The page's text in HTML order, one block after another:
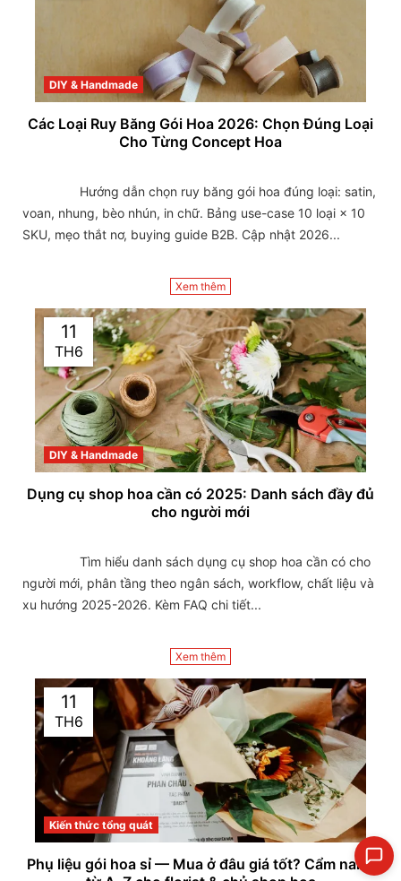
DIY & Handmade
Các Loại Ruy Băng Gói Hoa 2026: Chọn Đúng Loại
Cho Từng Concept Hoa
voan, nhung, bèo nhún, in chữ. Bảng use-case 10 loại × 10
SKU, mẹo thắt nơ, buying guide B2B. Cập nhật 2026...
Xem thêm
11
TH6
DIY & Handmade
Dụng cụ shop hoa cần có 2025: Danh sách đầy đủ
cho người mới
người mới, phân tầng theo ngân sách, workflow, chất liệu và
xu hướng 2025-2026. Kèm FAQ chi tiết...
Xem thêm
11
TH6
Kiến thức tổng quát
Phụ liệu gói hoa sỉ — Mua ở đâu giá tốt? Cẩm nang